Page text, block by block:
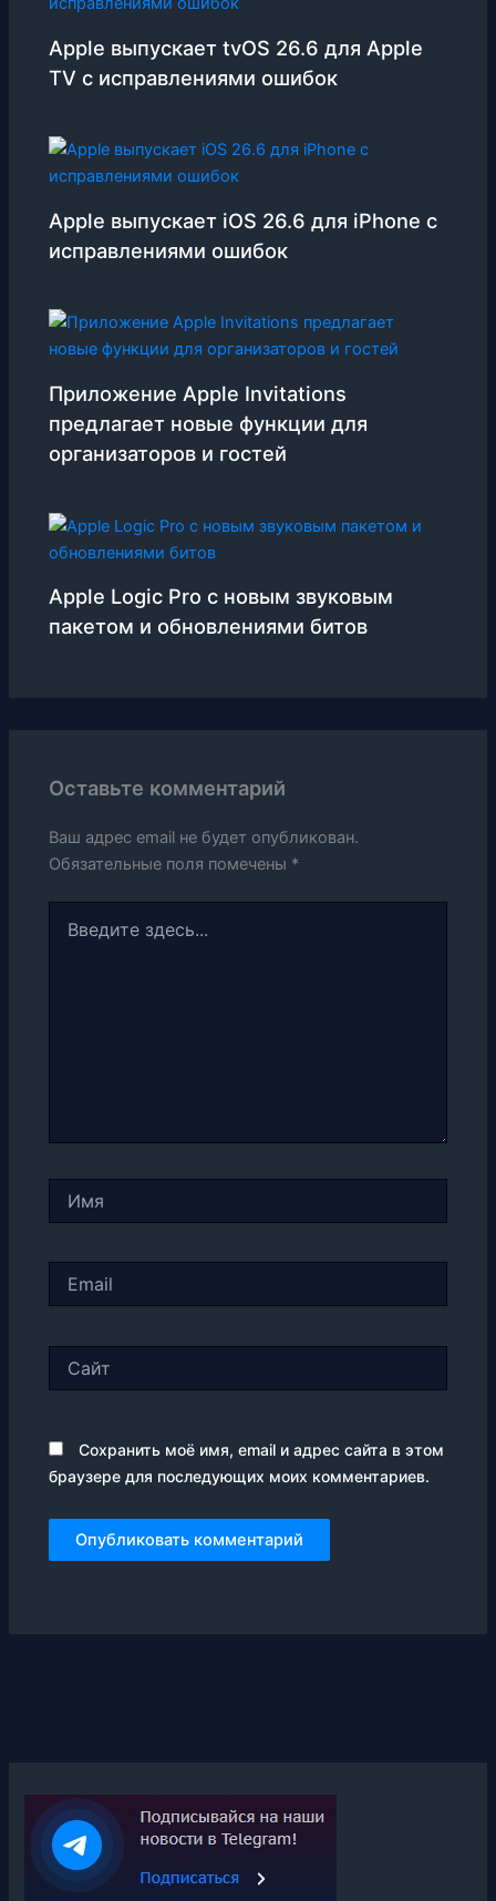
Apple выпускает tvOS 26.6 для Apple
TV с исправлениями ошибок
Apple выпускает iOS 26.6 для iPhone с
исправлениями ошибок
Приложение Apple Invitations
предлагает новые функции для
организаторов и гостей
Apple Logic Pro с новым звуковым
пакетом и обновлениями битов
Оставьте комментарий
Ваш адрес email не будет опубликован.
Обязательные поля помечены *
здесь...
Сохранить моё имя, email и адрес сайта в этом
браузере для последующих моих комментариев.